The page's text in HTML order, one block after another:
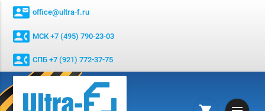
contact_mail office@ultra-f.ru
contact_phone МСК +7 (495) 790-23-03
contact_phone СПБ +7 (921) 772-37-75